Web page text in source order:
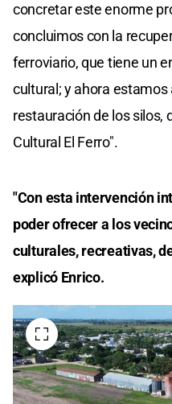
concretar este enorme
concluimos con la
ferroviario, que tiene un
cultural; y ahora estamos
restauración de los silos,
Cultural El Ferro".
"Con esta intervención
poder ofrecer a los
culturales, recreativas,
explicó Enrico.